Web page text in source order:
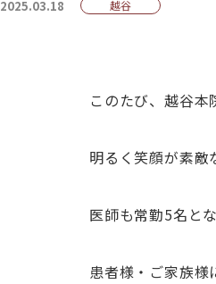
2025.03.18 越谷
このたび、越谷本
明るく笑顔が素
医師も常勤5名と
患者様・ご家族様